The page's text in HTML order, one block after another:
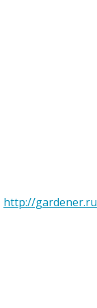
http://gardener.ru